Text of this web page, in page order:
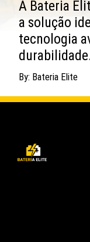
A Bateria
a solução
tecnologia
durabilidade.
By: Bateria Elite